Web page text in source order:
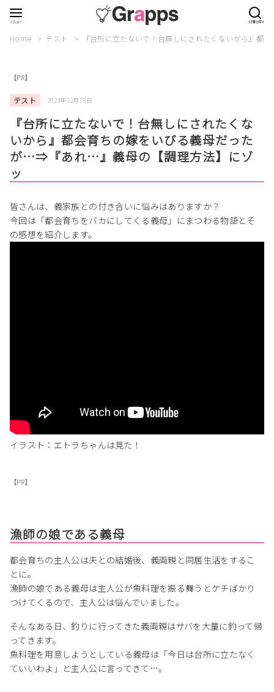
Home テスト 『台所に立たないで！台無しにされたくないから』
【PR】
テスト 2023年12月18日
『台所に立たないで！台無しにされたくな
いから』都会育ちの嫁をいびる義母だった
が…⇒『あれ…』義母の【調理方法】にゾ
ッ
皆さんは、義家族との付き合いに悩みはありますか？
今回は「都会育ちをバカにしてくる義母」にまつわる物語とそ
の感想を紹介します。
イラスト：エトラちゃんは見た！
【PR】
漁師の娘である義母
都会育ちの主人公は夫との結婚後、義両親と同居生活をするこ
とに。
漁師の娘である義母は主人公が魚料理を振る舞うとケチばかり
つけてくるので、主人公は悩んでいました。
そんなある日、釣りに行ってきた義両親はサバを大量に釣って帰
ってきます。
魚料理を用意しようとしている義母は「今日は台所に立たなく
ていいわよ」と主人公に言ってきて…。